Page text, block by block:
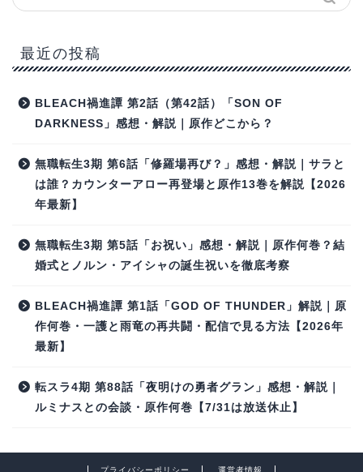
最近の投稿
BLEACH禍進譚 第2話（第42話）「SON OF
DARKNESS」感想・解説｜原作どこから？
無職転生3期 第6話「修羅場再び？」感想・解説｜サラと
は誰？カウンターアロー再登場と原作13巻を解説【2026
年最新】
無職転生3期 第5話「お祝い」感想・解説｜原作何巻？結
婚式とノルン・アイシャの誕生祝いを徹底考察
BLEACH禍進譚 第1話「GOD OF THUNDER」解説｜原
作何巻・一護と雨竜の再共闘・配信で見る方法【2026年
最新】
転スラ4期 第88話「夜明けの勇者グラン」感想・解説｜
ルミナスとの会談・原作何巻【7/31は放送休止】
プライバシーポリシー 運営者情報